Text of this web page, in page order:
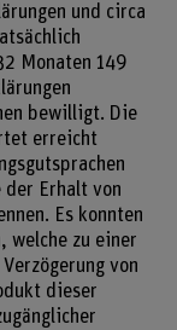
und circa
Monaten 149
bewilligt. Die
erreicht
der Erhalt von
Es konnten
welche zu einer
von
dieser